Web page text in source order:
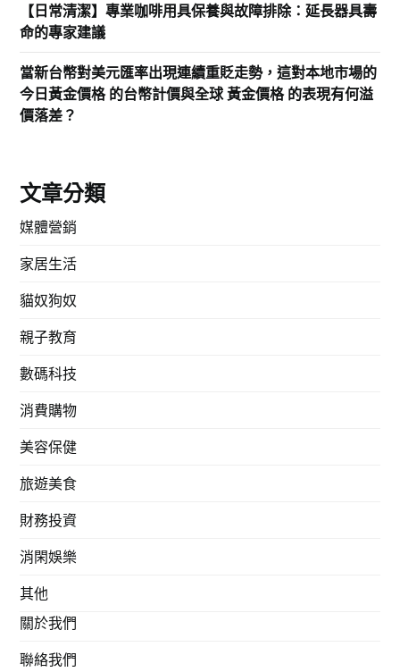
【日常清潔】專業咖啡用具保養與故障排除：延長器具壽
命的專家建議
當新台幣對美元匯率出現連續重貶走勢，這對本地市場的
今日黃金價格 的台幣計價與全球 黃金價格 的表現有何溢
價落差？
文章分類
媒體營銷
家居生活
貓奴狗奴
親子教育
數碼科技
消費購物
美容保健
旅遊美食
財務投資
消閑娛樂
其他
關於我們
聯絡我們